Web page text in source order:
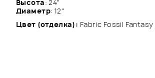
Высота: 24"
Диаметр: 12"
Цвет (отделка): Fabric Fossil Fantasy